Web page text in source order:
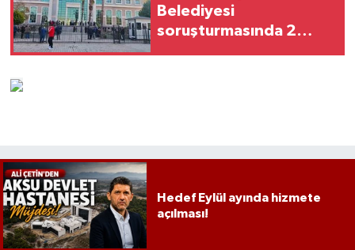
Belediyesi
soruşturmasında 2
Hedef Eylül ayında hizmete
açılması!